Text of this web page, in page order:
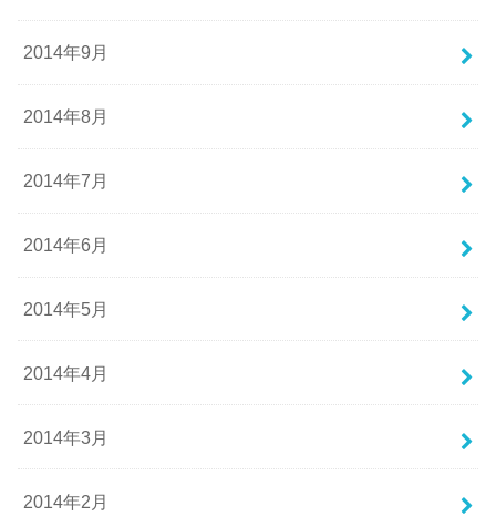
2014年9月
2014年8月
2014年7月
2014年6月
2014年5月
2014年4月
2014年3月
2014年2月